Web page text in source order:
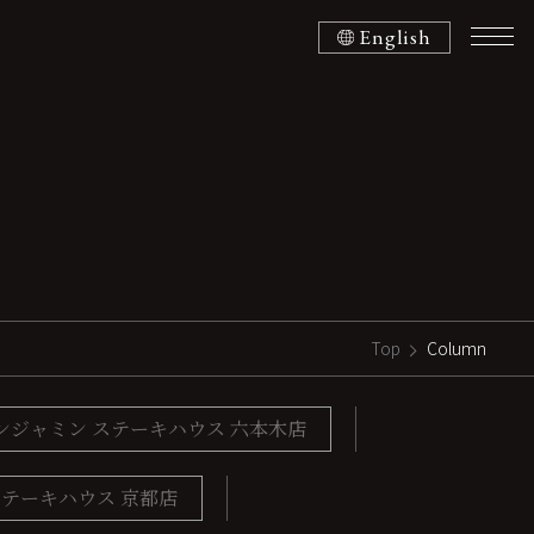
English
Top Column
ジャミン ステーキハウス 六本木店
ーキハウス 京都店